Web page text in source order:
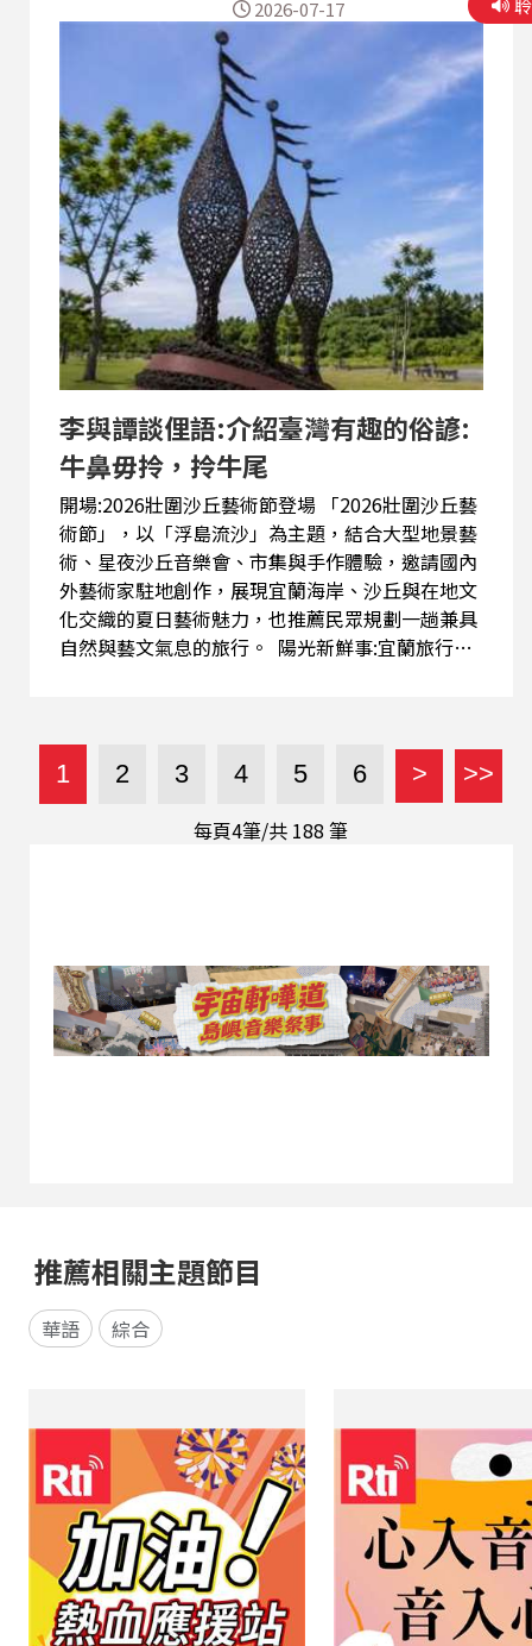
症」。字面提醒傍晚不宜過量食用寒涼西瓜，以免
半夜腸胃不適；引申則形容一個人態度突然轉變、
出爾反爾或臨時變卦，並透過生活情境說明正確用
美霞與馮樂翔的來信。洪湖黃家口感謝節目對其文
字創作與朗讀表現的肯定，期許自己持續寫作；美
霞與樂翔分享收聽宜蘭童玩節、宜蘭拍攝企劃及臺
語俗諺的心得，也對聽友筆下充滿人情與回憶的伴
手禮故事留下深刻印象。
李與譚談俚語:介紹臺灣有趣的俗諺:
牛鼻毋拎，拎牛尾
開場:2026壯圍沙丘藝術節登場 「2026壯圍沙丘藝
術節」，以「浮島流沙」為主題，結合大型地景藝
術、星夜沙丘音樂會、市集與手作體驗，邀請國內
外藝術家駐地創作，展現宜蘭海岸、沙丘與在地文
化交織的夏日藝術魅力，也推薦民眾規劃一趟兼具
自然與藝文氣息的旅行。 陽光新鮮事:宜蘭旅行企
絲互動投票，打造一趟充滿驚喜與期待的宜蘭之
旅。 李與譚談俚語:介紹臺灣有趣的俗諺:牛鼻毋
拎，拎牛尾 本週解析台灣俗諺「牛鼻毋拎，拎牛
尾」，說明其真正涵義是「本末倒置、抓錯重
室:聽友交流分享 節目回應聽友對臺灣國際熱氣球
嘉年華交通方式、宜蘭賞日出與賞鯨行程安排的提
問，也分享大家對伴手禮徵文的感想。有聽友認為
鳳梨酥、太陽餅最能代表台灣，也有人分享伴手禮
2026-07-17
1 2 3 4 5 6 > >>
每頁4筆/共 188 筆
推薦相關主題節目
華語 綜合